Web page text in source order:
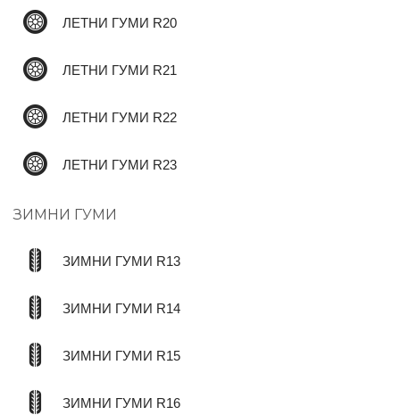
ЛЕТНИ ГУМИ R20
ЛЕТНИ ГУМИ R21
ЛЕТНИ ГУМИ R22
ЛЕТНИ ГУМИ R23
ЗИМНИ ГУМИ
ЗИМНИ ГУМИ R13
ЗИМНИ ГУМИ R14
ЗИМНИ ГУМИ R15
ЗИМНИ ГУМИ R16